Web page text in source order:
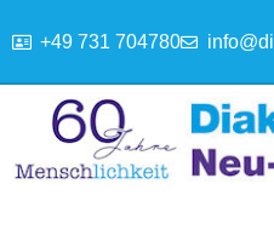
+49 731 704780